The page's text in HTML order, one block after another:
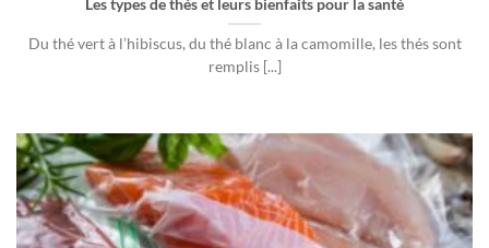
Les types de thés et leurs bienfaits pour la santé
Du thé vert à l’hibiscus, du thé blanc à la camomille, les thés sont
remplis [...]